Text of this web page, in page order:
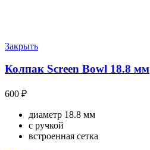
Закрыть
Колпак Screen Bowl 18.8 мм
600 ₽
диаметр 18.8 мм
с ручкой
встроенная сетка